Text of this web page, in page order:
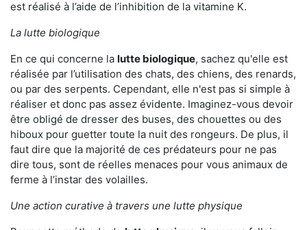
est réalisé à l’aide de l’inhibition de la vitamine K.
La lutte biologique
En ce qui concerne la lutte biologique, sachez qu'elle est
réalisée par l’utilisation des chats, des chiens, des renards,
ou par des serpents. Cependant, elle n'est pas si simple à
réaliser et donc pas assez évidente. Imaginez-vous devoir
être obligé de dresser des buses, des chouettes ou des
hiboux pour guetter toute la nuit des rongeurs. De plus, il
faut dire que la majorité de ces prédateurs pour ne pas
dire tous, sont de réelles menaces pour vous animaux de
ferme à l’instar des volailles.
Une action curative à travers une lutte physique